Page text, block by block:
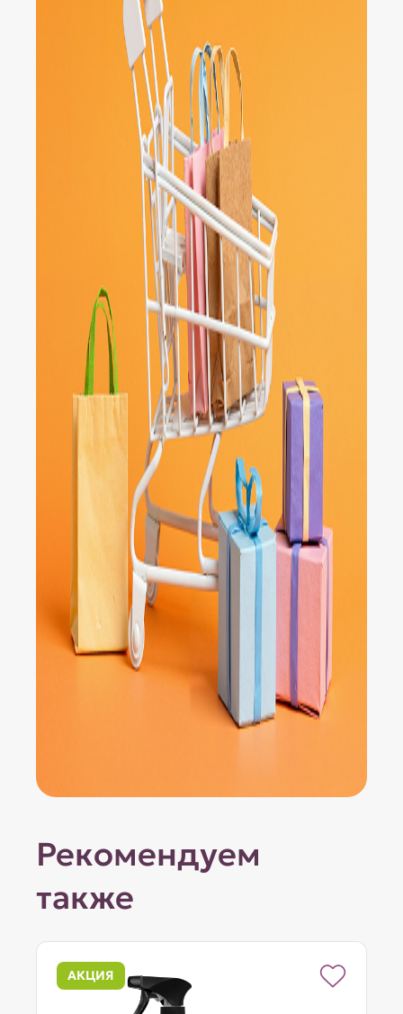
Рекомендуем
также
АКЦИЯ